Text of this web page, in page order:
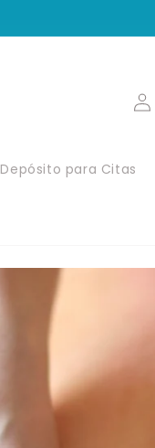
Depósito para Citas
Iniciar
sesión